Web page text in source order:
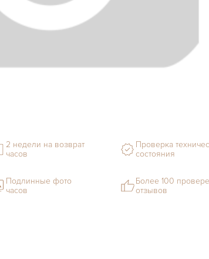
2 недели на возврат
часов
Проверка
состояния
Подлинные фото
часов
Более 100
отзывов